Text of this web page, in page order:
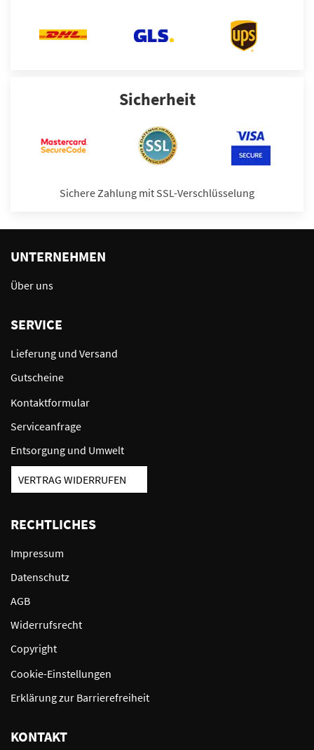
Sicherheit
Sichere Zahlung mit SSL-Verschlüsselung
UNTERNEHMEN
Über uns
SERVICE
Lieferung und Versand
Gutscheine
Kontaktformular
Serviceanfrage
Entsorgung und Umwelt
VERTRAG WIDERRUFEN
RECHTLICHES
Impressum
Datenschutz
AGB
Widerrufsrecht
Copyright
Cookie-Einstellungen
Erklärung zur Barrierefreiheit
KONTAKT